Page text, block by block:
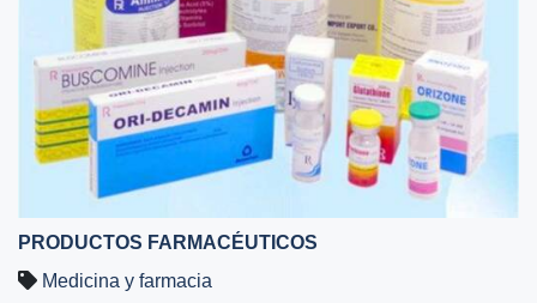
PRODUCTOS FARMACÉUTICOS
Medicina y farmacia